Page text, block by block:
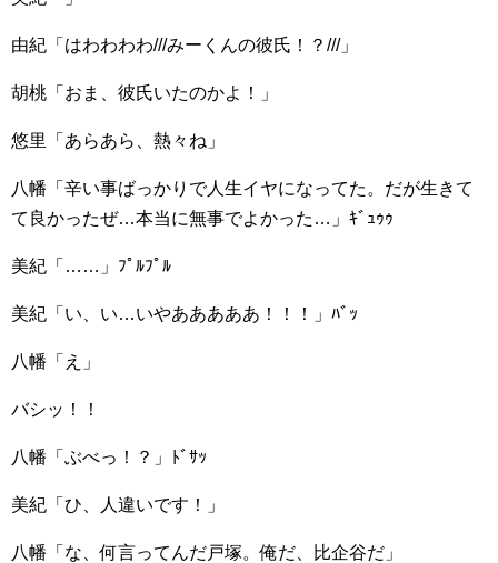
由紀「はわわわわ///みーくんの彼氏！？///」
胡桃「おま、彼氏いたのかよ！」
悠里「あらあら、熱々ね」
八幡「辛い事ばっかりで人生イヤになってた。だが生きて
て良かったぜ…本当に無事でよかった…」ｷﾞｭｩｩ
美紀「……」ﾌﾟﾙﾌﾟﾙ
美紀「い、い…いやあああああ！！！」ﾊﾞｯ
八幡「え」
バシッ！！
八幡「ぶべっ！？」ﾄﾞｻｯ
美紀「ひ、人違いです！」
八幡「な、何言ってんだ戸塚。俺だ、比企谷だ」